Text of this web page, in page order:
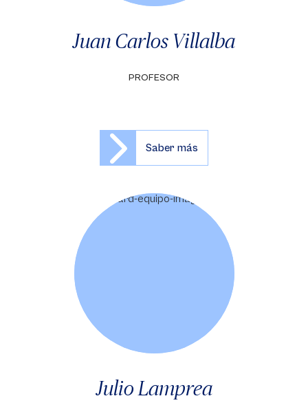
Juan Carlos Villalba
PROFESOR
Saber más
Julio Lamprea